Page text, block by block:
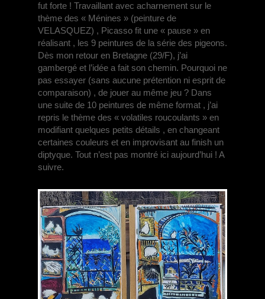
fut forte ! Travaillant avec acharnement sur le
thème des « Ménines » (peinture de
VELASQUEZ) , Picasso fit une « pause » en
réalisant , les 9 peintures de la série des pigeons.
Dès mon retour en Bretagne (29/F), j’ai
gambergé et l’idée a fait son chemin. Pourquoi ne
pas essayer (sans aucune prétention ni esprit de
comparaison) , de jouer au même jeu ? Dans
une suite de 10 peintures de même format , j’ai
repris le thème des « volatiles roucoulants » en
modifiant quelques petits détails , en changeant
certaines couleurs et en improvisant au finish un
diptyque. Tout n’est pas montré ici aujourd’hui ! A
suivre.